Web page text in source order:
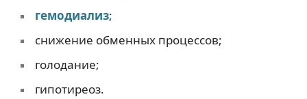
гемодиализ;
снижение обменных процессов;
голодание;
гипотиреоз.